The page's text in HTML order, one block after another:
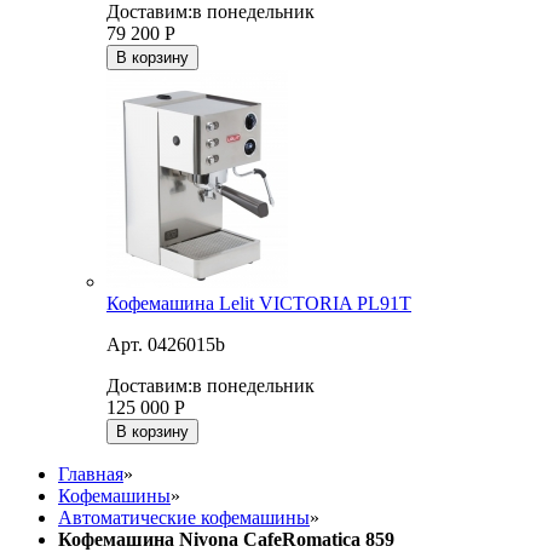
Доставим:в понедельник
79 200 Р
В корзину
Кофемашина Lelit VICTORIA PL91T
Арт. 0426015b
Доставим:в понедельник
125 000 Р
В корзину
Главная»
Кофемашины»
Автоматические кофемашины»
Кофемашина Nivona CafeRomatica 859